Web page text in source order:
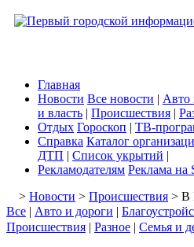
Главная
Новости Все новости | Авто
и власть | Происшествия |
Отдых Гороскоп | ТВ-
Справка Каталог
ДТП | Список укрытий |
Рекламодателям Реклама на
> Новости > Происшествия > В
Все | Авто и дороги |
Происшествия | Разное | Семья и